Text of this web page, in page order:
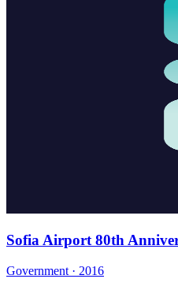
Sofia Airport 80th
Government · 2016